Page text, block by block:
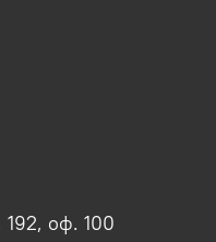
192, оф. 100